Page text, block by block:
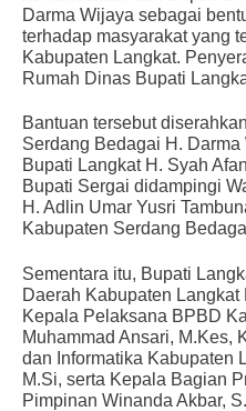
Darma Wijaya sebagai
terhadap masyarakat yang
Kabupaten Langkat.
Rumah Dinas Bupati
Bantuan tersebut
Serdang Bedagai H.
Bupati Langkat H. Syah
Bupati Sergai didampingi
H. Adlin Umar Yusri
Kabupaten Serdang
Sementara itu, Bupati
Daerah Kabupaten Langkat
Kepala Pelaksana BPBD
Muhammad Ansari, M.Kes,
dan Informatika Kabupaten
M.Si, serta Kepala Bagian
Pimpinan Winanda Akbar,